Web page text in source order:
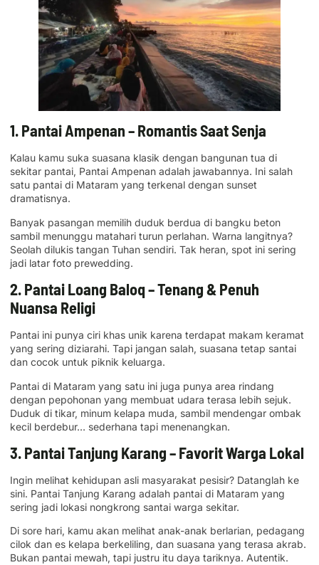
1. Pantai Ampenan – Romantis Saat Senja
Kalau kamu suka suasana klasik dengan bangunan tua di
sekitar pantai, Pantai Ampenan adalah jawabannya. Ini salah
satu pantai di Mataram yang terkenal dengan sunset
dramatisnya.
Banyak pasangan memilih duduk berdua di bangku beton
sambil menunggu matahari turun perlahan. Warna langitnya?
Seolah dilukis tangan Tuhan sendiri. Tak heran, spot ini sering
jadi latar foto prewedding.
2. Pantai Loang Baloq – Tenang & Penuh
Nuansa Religi
Pantai ini punya ciri khas unik karena terdapat makam keramat
yang sering diziarahi. Tapi jangan salah, suasana tetap santai
dan cocok untuk piknik keluarga.
Pantai di Mataram yang satu ini juga punya area rindang
dengan pepohonan yang membuat udara terasa lebih sejuk.
Duduk di tikar, minum kelapa muda, sambil mendengar ombak
kecil berdebur… sederhana tapi menenangkan.
3. Pantai Tanjung Karang – Favorit Warga Lokal
Ingin melihat kehidupan asli masyarakat pesisir? Datanglah ke
sini. Pantai Tanjung Karang adalah pantai di Mataram yang
sering jadi lokasi nongkrong santai warga sekitar.
Di sore hari, kamu akan melihat anak-anak berlarian, pedagang
cilok dan es kelapa berkeliling, dan suasana yang terasa akrab.
Bukan pantai mewah, tapi justru itu daya tariknya. Autentik.